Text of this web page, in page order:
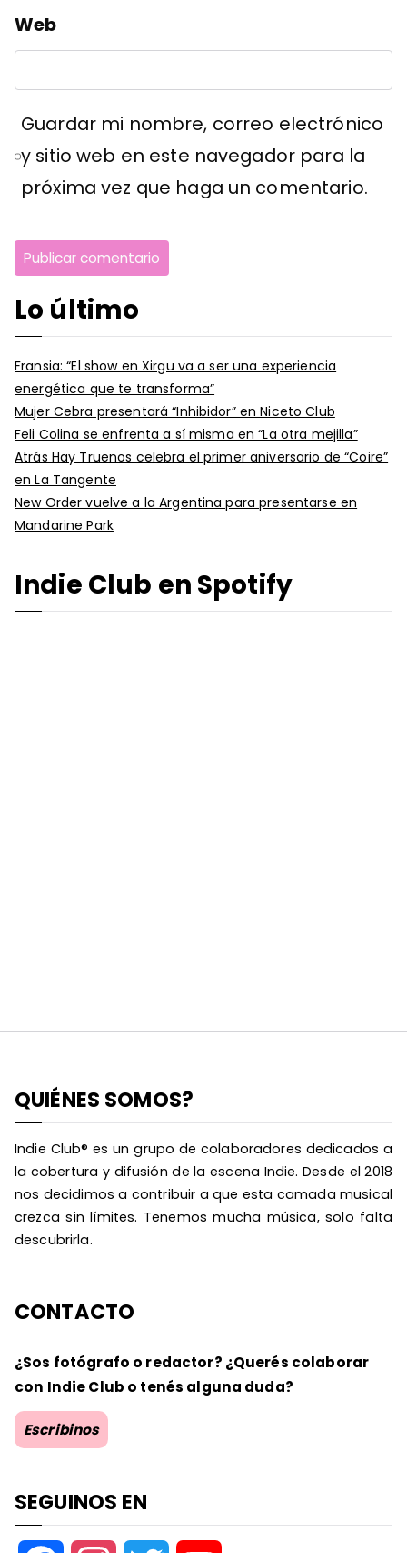
Web
Guardar mi nombre, correo electrónico
y sitio web en este navegador para la
próxima vez que haga un comentario.
Lo último
Fransia: “El show en Xirgu va a ser una experiencia
energética que te transforma”
Mujer Cebra presentará “Inhibidor” en Niceto Club
Feli Colina se enfrenta a sí misma en “La otra mejilla”
Atrás Hay Truenos celebra el primer aniversario de “Coire”
en La Tangente
New Order vuelve a la Argentina para presentarse en
Mandarine Park
Indie Club en Spotify
QUIÉNES SOMOS?
Indie Club® es un grupo de colaboradores dedicados a
la cobertura y difusión de la escena Indie. Desde el 2018
nos decidimos a contribuir a que esta camada musical
crezca sin límites. Tenemos mucha música, solo falta
descubrirla.
CONTACTO
¿Sos fotógrafo o redactor? ¿Querés colaborar
con Indie Club o tenés alguna duda?
Escribinos
SEGUINOS EN